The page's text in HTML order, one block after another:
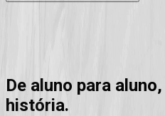
De aluno para
história.